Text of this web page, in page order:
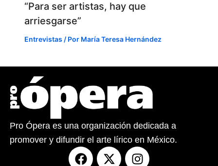
“Para ser artistas, hay que
arriesgarse”
Entrevistas / Por María Teresa Hernández
Pro Ópera es una organización dedicada a
promover y difundir el arte lírico en México.
F
X
I